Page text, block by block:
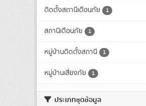
ติดตั้งสถานีเตือนภัย 1
สถานีเตือนภัย 1
หมู่บ้านติดตั้งสถานี 1
หมู่บ้านเสี่ยงภัย 1
ประเภทชุดข้อมูล